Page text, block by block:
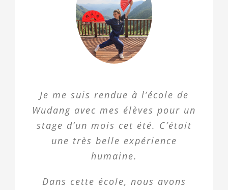
Je me suis rendue à l’école de
Wudang avec mes élèves pour un
stage d’un mois cet été. C’était
une très belle expérience
humaine.
Dans cette école, nous avons